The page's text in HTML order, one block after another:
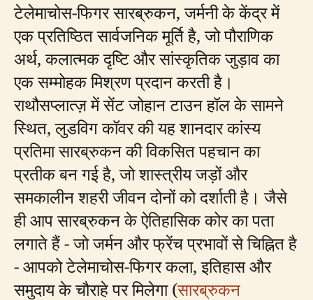
टेलेमाचोस-फिगर सारब्रुकन, जर्मनी के केंद्र में
एक प्रतिष्ठित सार्वजनिक मूर्ति है, जो पौराणिक
अर्थ, कलात्मक दृष्टि और सांस्कृतिक जुड़ाव का
एक सम्मोहक मिश्रण प्रदान करती है।
राथौसप्लात्ज़ में सेंट जोहान टाउन हॉल के सामने
स्थित, लुडविग कॉवर की यह शानदार कांस्य
प्रतिमा सारब्रुकन की विकसित पहचान का
प्रतीक बन गई है, जो शास्त्रीय जड़ों और
समकालीन शहरी जीवन दोनों को दर्शाती है। जैसे
ही आप सारब्रुकन के ऐतिहासिक कोर का पता
लगाते हैं - जो जर्मन और फ्रेंच प्रभावों से चिह्नित है
- आपको टेलेमाचोस-फिगर कला, इतिहास और
समुदाय के चौराहे पर मिलेगा (सारब्रुकन